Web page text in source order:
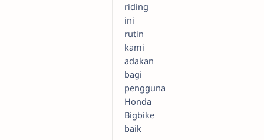
riding
ini
rutin
kami
adakan
bagi
pengguna
Honda
Bigbike
baik